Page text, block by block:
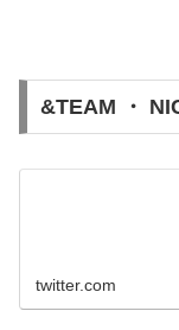
&TEAM ・
twitter.com